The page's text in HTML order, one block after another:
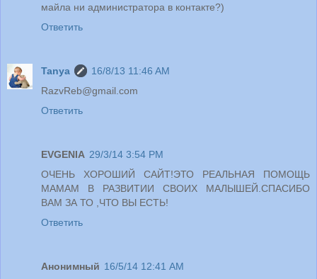
майла ни администратора в контакте?)
Ответить
Tanya
16/8/13 11:46 AM
RazvReb@gmail.com
Ответить
EVGENIA 29/3/14 3:54 PM
ОЧЕНЬ ХОРОШИЙ САЙТ!ЭТО РЕАЛЬНАЯ ПОМОЩЬ
МАМАМ В РАЗВИТИИ СВОИХ МАЛЫШЕЙ.СПАСИБО
ВАМ ЗА ТО ,ЧТО ВЫ ЕСТЬ!
Ответить
Анонимный 16/5/14 12:41 AM